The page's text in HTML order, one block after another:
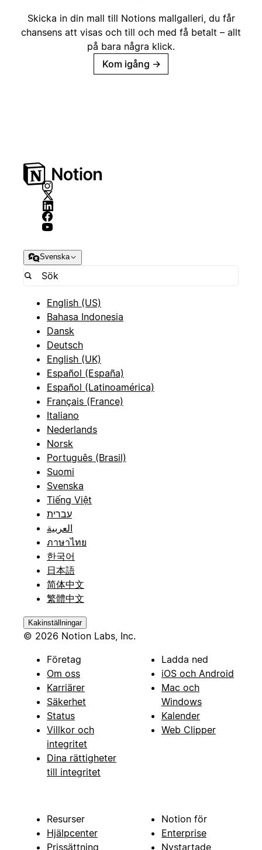
Skicka in din mall till Notions mallgalleri, du får
chansens att visas och till och med få betalt – allt
på bara några klick.
Kom igång →
Svenska
English (US)
Bahasa Indonesia
Dansk
Deutsch
English (UK)
Español (España)
Español (Latinoamérica)
Français (France)
Italiano
Nederlands
Norsk
Português (Brasil)
Suomi
Svenska
Tiếng Việt
עברית
العربية
ภาษาไทย
한국어
日本語
简体中文
繁體中文
Kakinställningar
© 2026 Notion Labs, Inc.
Företag
Om oss
Karriärer
Säkerhet
Status
Villkor och
integritet
Dina rättigheter
till integritet
Ladda ned
iOS och Android
Mac och
Windows
Kalender
Web Clipper
Resurser
Hjälpcenter
Prissättning
Notion för
Enterprise
Nystartade